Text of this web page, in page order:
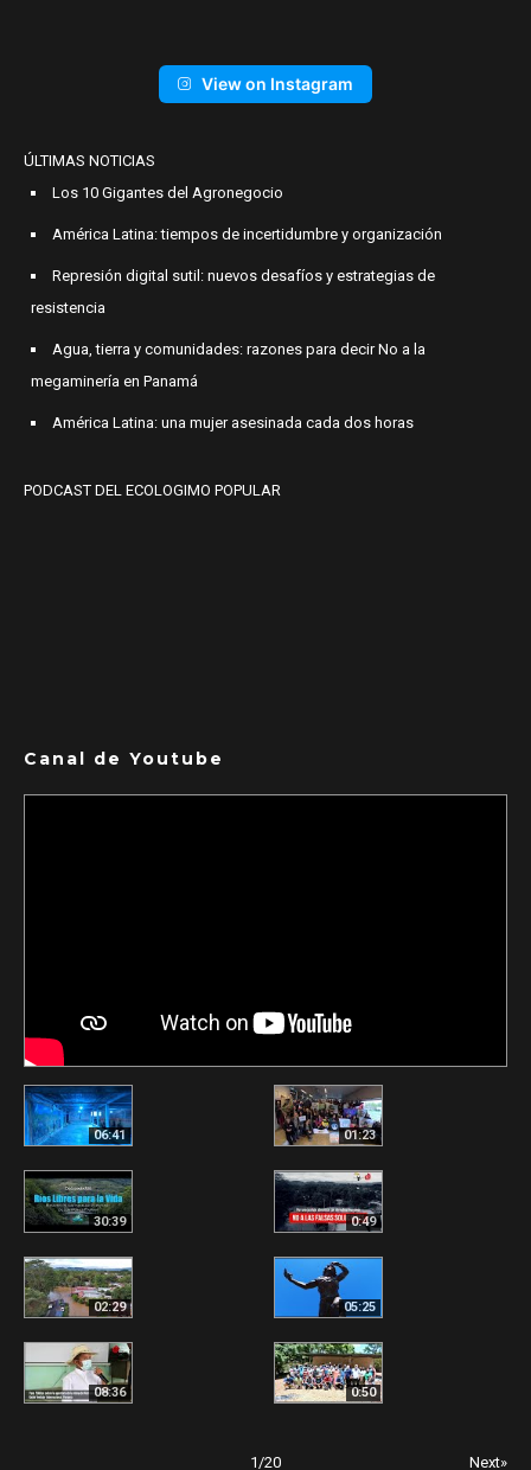
View on Instagram
ÚLTIMAS NOTICIAS
Los 10 Gigantes del Agronegocio
América Latina: tiempos de incertidumbre y organización
Represión digital sutil: nuevos desafíos y estrategias de
resistencia
Agua, tierra y comunidades: razones para decir No a la
megaminería en Panamá
América Latina: una mujer asesinada cada dos horas
PODCAST DEL ECOLOGIMO POPULAR
Canal de Youtube
06:41 01:23
30:39 0:49
02:29 05:25
08:36 0:50
1/20 Next»